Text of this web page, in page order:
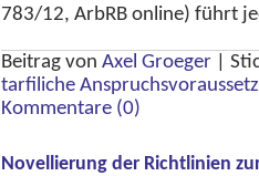
783/12, ArbRB online) führt
Beitrag von Axel Groeger
tarfiliche
Kommentare (0)
Novellierung der Richtlinien